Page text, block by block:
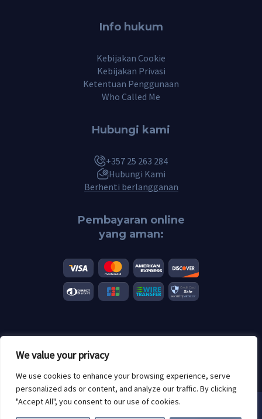
We value your privacy
We use cookies to enhance your browsing experience, serve
personalized ads or content, and analyze our traffic. By clicking
"Accept All", you consent to our use of cookies.
Info hukum
Kebijakan Cookie
Kebijakan Privasi
Ketentuan Penggunaan
Who Called Me
Hubungi kami
+357 25 263 284
Hubungi Kami
Berhenti berlangganan
Pembayaran online
yang aman:
masing-masing.
Kami menggunakan cookie. Dengan
menggunakan Scannero, Anda